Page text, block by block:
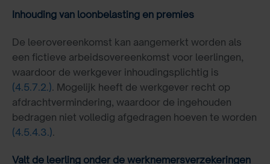
Inhouding van loonbelasting en premies
De leerovereenkomst kan aangemerkt worden als
een fictieve arbeidsovereenkomst voor leerlingen,
waardoor de werkgever inhoudingsplichtig is
(4.5.7.2.). Mogelijk heeft de werkgever recht op
afdrachtvermindering, waardoor de ingehouden
bedragen niet volledig afgedragen hoeven te worden
(4.5.4.3.).
Valt de leerling onder de werknemersverzekeringen